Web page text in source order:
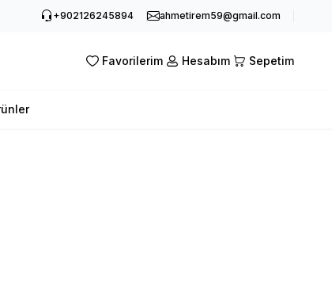
+902126245894 ahmetirem59@gmail.com
Favorilerim Hesabım Sepetim